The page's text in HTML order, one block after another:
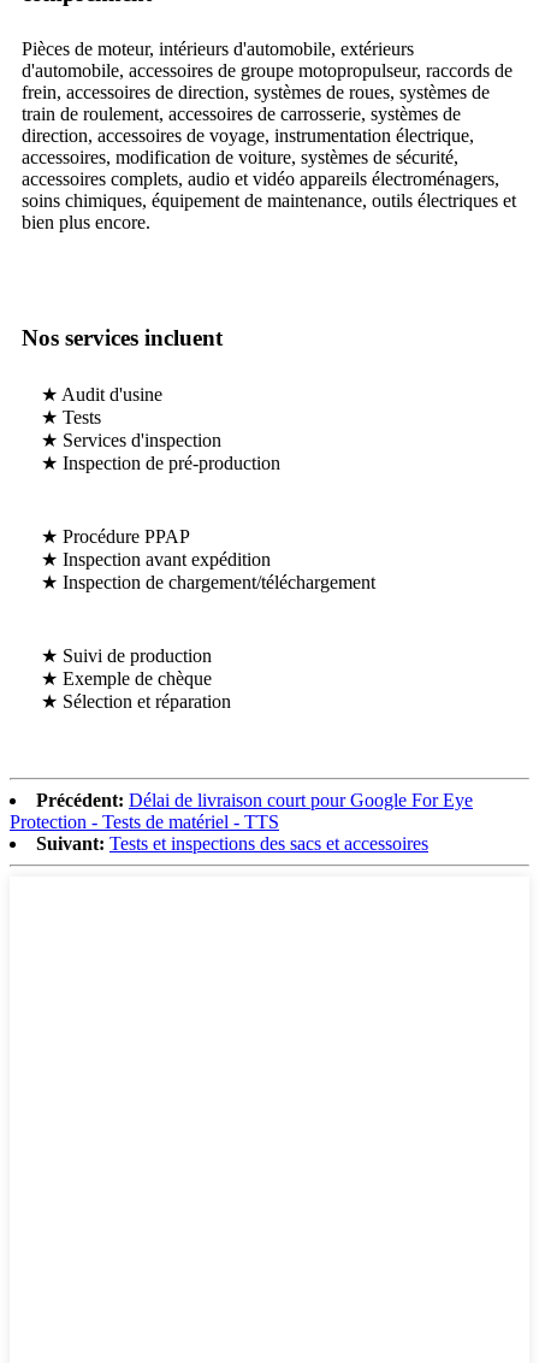
Pièces de moteur, intérieurs d'automobile, extérieurs
d'automobile, accessoires de groupe motopropulseur, raccords de
frein, accessoires de direction, systèmes de roues, systèmes de
train de roulement, accessoires de carrosserie, systèmes de
direction, accessoires de voyage, instrumentation électrique,
accessoires, modification de voiture, systèmes de sécurité,
accessoires complets, audio et vidéo appareils électroménagers,
soins chimiques, équipement de maintenance, outils électriques et
bien plus encore.
Nos services incluent
★ Audit d'usine
★ Tests
★ Services d'inspection
★ Inspection de pré-production
★ Procédure PPAP
★ Inspection avant expédition
★ Inspection de chargement/téléchargement
★ Suivi de production
★ Exemple de chèque
★ Sélection et réparation
Précédent: Délai de livraison court pour Google For Eye
Protection - Tests de matériel - TTS
Suivant: Tests et inspections des sacs et accessoires